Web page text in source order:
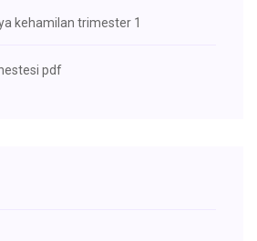
kehamilan trimester 1
pdf